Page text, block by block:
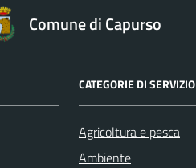
Comune di Capurso
CATEGORIE DI SERVIZIO
Agricoltura e pesca
Ambiente